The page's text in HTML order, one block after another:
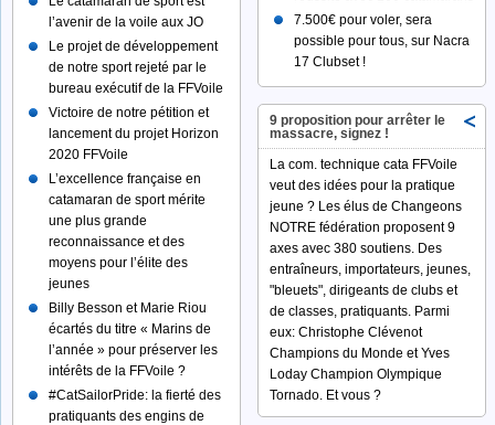
l’avenir de la voile aux JO
Le projet de développement
de notre sport rejeté par le
bureau exécutif de la FFVoile
Victoire de notre pétition et
lancement du projet Horizon
2020 FFVoile
L’excellence française en
catamaran de sport mérite
une plus grande
reconnaissance et des
moyens pour l’élite des
jeunes
Billy Besson et Marie Riou
écartés du titre « Marins de
l’année » pour préserver les
intérêts de la FFVoile ?
#‎CatSailorPride:‬ la fierté des
pratiquants des engins de
7.500€ pour voler, sera
possible pour tous, sur Nacra
17 Clubset !
9 proposition pour arrêter le
massacre, signez !
La com. technique cata FFVoile
veut des idées pour la pratique
jeune ? Les élus de Changeons
NOTRE fédération proposent 9
axes avec 380 soutiens. Des
entraîneurs, importateurs, jeunes,
"bleuets", dirigeants de clubs et
de classes, pratiquants. Parmi
eux: Christophe Clévenot
Champions du Monde et Yves
Loday Champion Olympique
Tornado. Et vous ?